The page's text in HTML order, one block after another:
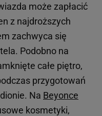
może zapłacić
z najdroższych
zachwyca się
Podobno na
całe piętro,
przygotowań
Na Beyonce
kosmetyki,